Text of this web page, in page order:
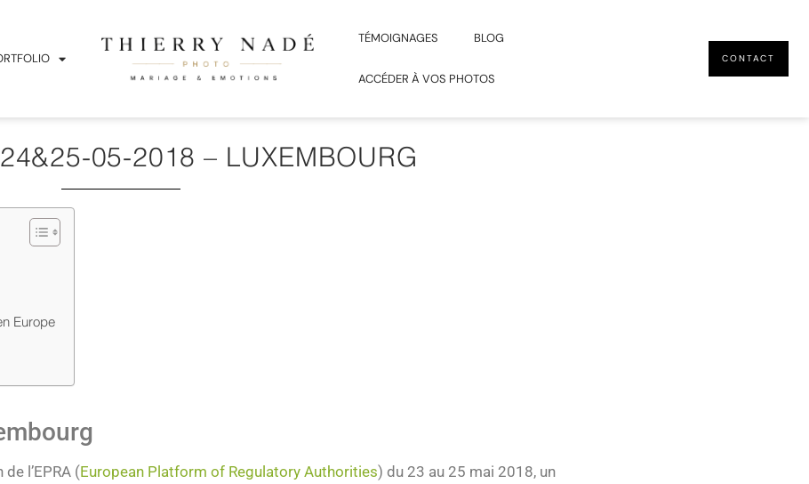
TÉMOIGNAGES BLOG
ACCÉDER À VOS PHOTOS
CONTACT
05-2018 – LUXEMBOURG
Europe
l’EPRA (European Platform of Regulatory Authorities) du 23 au 25 mai 2018, un